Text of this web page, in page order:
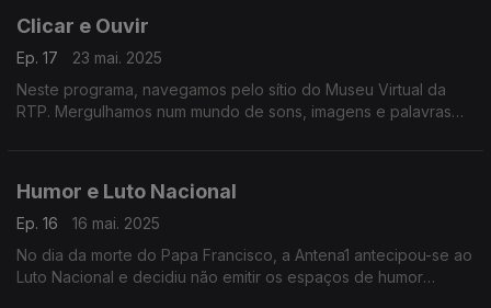
Clicar e Ouvir
Ep. 17
23 mai. 2025
Neste programa, navegamos pelo sítio do Museu Virtual da
RTP. Mergulhamos num mundo de sons, imagens e palavras
Humor e Luto Nacional
Ep. 16
16 mai. 2025
No dia da morte do Papa Francisco, a Antena1 antecipou-se ao
Luto Nacional e decidiu não emitir os espaços de humor